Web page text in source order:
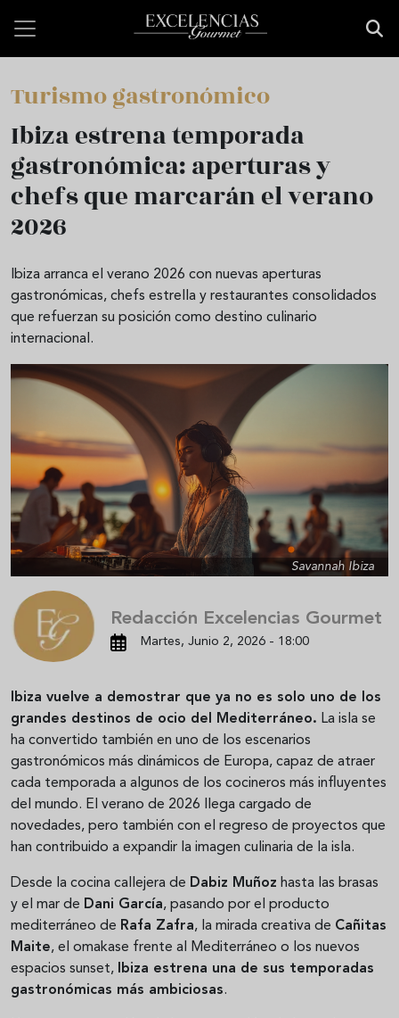
Turismo gastronómico
Ibiza estrena temporada
gastronómica: aperturas y
chefs que marcarán el verano
2026
Ibiza arranca el verano 2026 con nuevas aperturas
gastronómicas, chefs estrella y restaurantes consolidados
que refuerzan su posición como destino culinario
internacional.
Savannah Ibiza
Redacción Excelencias Gourmet
Martes, Junio 2, 2026 - 18:00
Ibiza vuelve a demostrar que ya no es solo uno de los
grandes destinos de ocio del Mediterráneo. La isla se
ha convertido también en uno de los escenarios
gastronómicos más dinámicos de Europa, capaz de atraer
cada temporada a algunos de los cocineros más influyentes
del mundo. El verano de 2026 llega cargado de
novedades, pero también con el regreso de proyectos que
han contribuido a expandir la imagen culinaria de la isla.
Desde la cocina callejera de Dabiz Muñoz hasta las brasas
y el mar de Dani García, pasando por el producto
mediterráneo de Rafa Zafra, la mirada creativa de Cañitas
Maite, el omakase frente al Mediterráneo o los nuevos
espacios sunset, Ibiza estrena una de sus temporadas
gastronómicas más ambiciosas.